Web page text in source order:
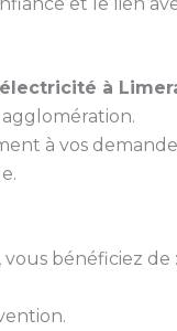
à
à vos
bénéficiez de :